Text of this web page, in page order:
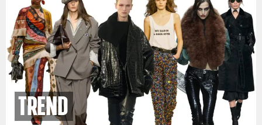
Trend